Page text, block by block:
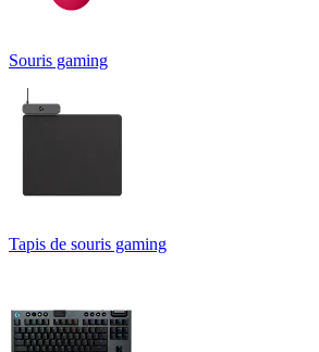
Souris gaming
Tapis de souris gaming